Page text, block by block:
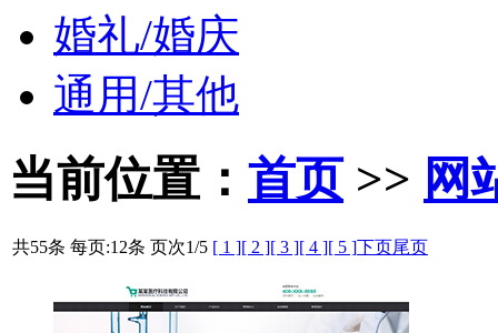
婚礼/婚庆
通用/其他
当前位置： 首页>> 网
共55条 每页:12条 页次1/5 [ 1 ][ 2 ][ 3 ][ 4 ][ 5 ]下页尾页